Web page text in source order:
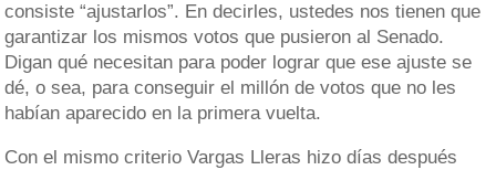
consiste “ajustarlos”. En decirles, ustedes nos tienen que
garantizar los mismos votos que pusieron al Senado.
Digan qué necesitan para poder lograr que ese ajuste se
dé, o sea, para conseguir el millón de votos que no les
habían aparecido en la primera vuelta.
Con el mismo criterio Vargas Lleras hizo días después